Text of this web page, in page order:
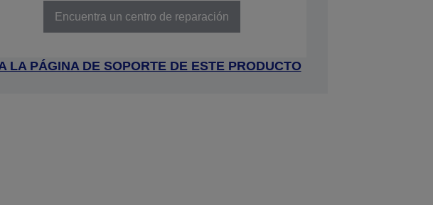
Encuentra un centro de reparación
LA PÁGINA DE SOPORTE DE ESTE PRODUCTO